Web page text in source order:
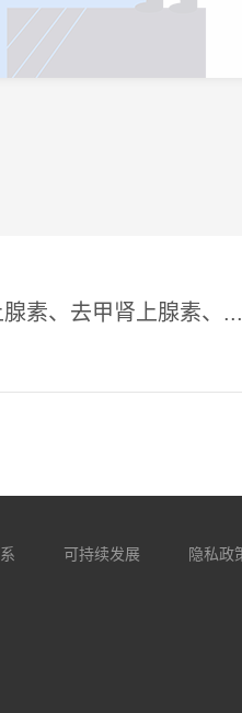
素、去甲肾上腺素、...
可持续发展 隐私政